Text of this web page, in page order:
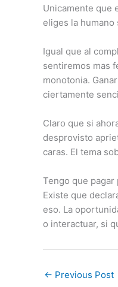
Unicamente que
eliges la
Igual que al
sentiremos mas
monotonia.
ciertamente
Claro que si
desprovisto
caras. El tema
Tengo que
Existe que
eso. La
o interactuar, si
← Previous Post